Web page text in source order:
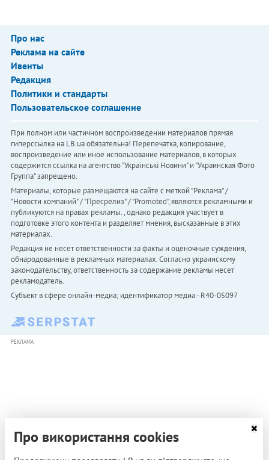
Про нас
Реклама на сайте
Ивенты
Редакция
Политики и стандарты
Пользовательское соглашение
При полном или частичном воспроизведении материалов прямая
гиперссылка на LB.ua обязательна! Перепечатка, копирование,
воспроизведение или иное использование материалов, в которых
содержится ссылка на агентство "Українськi Новини" и "Украинская Фото
Группа" запрещено.
Материалы, которые размещаются на сайте с меткой "Реклама" /
"Новости компаний" / "Пресрелиз" / "Promoted", являются рекламными и
публикуются на правах рекламы. , однако редакция участвует в
подготовке этого контента и разделяет мнения, высказанные в этих
материалах.
Редакция не несет ответственности за факты и оценочные суждения,
обнародованные в рекламных материалах. Согласно украинскому
законодательству, ответственность за содержание рекламы несет
рекламодатель.
Субъект в сфере онлайн-медиа; идентификатор медиа - R40-05097
РЕКЛАМА
Про використання cookies